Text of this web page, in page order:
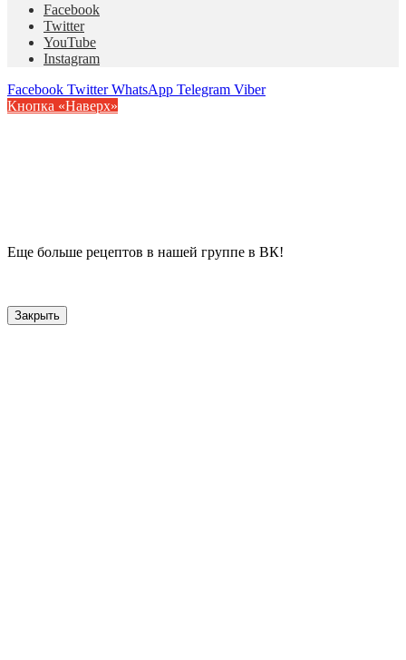
Facebook
Twitter
YouTube
Instagram
Facebook Twitter WhatsApp Telegram Viber
Кнопка «Наверх»
Еще больше рецептов в нашей группе в ВК!
Закрыть